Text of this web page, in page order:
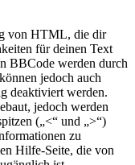
von HTML, die dir
für deinen Text
BBCode werden durch
jedoch auch
deaktiviert werden.
jedoch werden
(„<“ und „>“)
zu
Hilfe-Seite, die von